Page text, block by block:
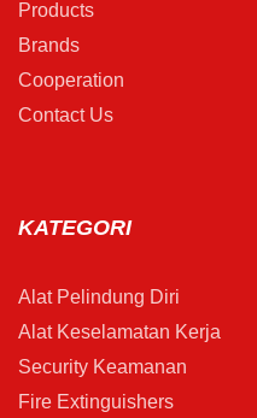
Products
Brands
Cooperation
Contact Us
KATEGORI
Alat Pelindung Diri
Alat Keselamatan Kerja
Security Keamanan
Fire Extinguishers